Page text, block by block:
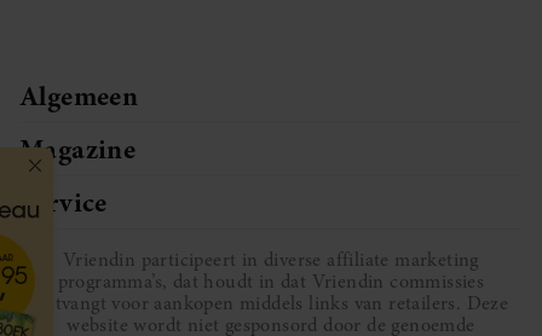
Algemeen
Magazine
Service
Vriendin participeert in diverse affiliate marketing
programma’s, dat houdt in dat Vriendin commissies
ontvangt voor aankopen middels links van retailers. Deze
website wordt niet gesponsord door de genoemde